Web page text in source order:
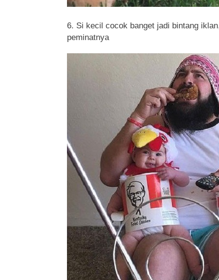
6. Si kecil cocok banget jadi bintang
peminatnya